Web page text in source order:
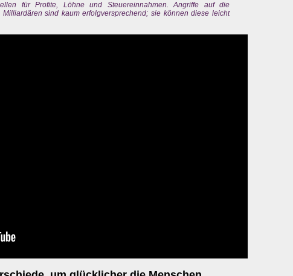
für Profite, Löhne und Steuereinnahmen. Angriffe auf die
sind kaum erfolgversprechend; sie können diese leicht